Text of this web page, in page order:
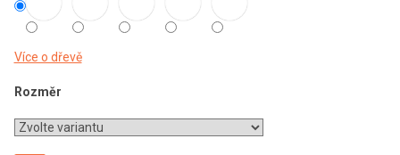
Více o dřevě
Rozměr